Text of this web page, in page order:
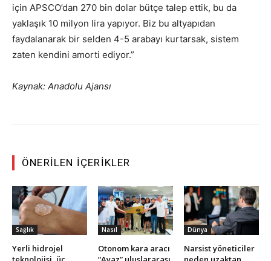
için APSCO’dan 270 bin dolar bütçe talep ettik, bu da
yaklaşık 10 milyon lira yapıyor. Biz bu altyapıdan
faydalanarak bir selden 4-5 arabayı kurtarsak, sistem
zaten kendini amorti ediyor.”
Kaynak: Anadolu Ajansı
ÖNERILEN İÇERIKLER
Sağlık
Yerli hidrojel
Nasıl
Otonom kara aracı
Dünya
Narsist yöneticiler